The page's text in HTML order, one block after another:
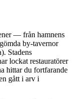
— från hamnens
by-tavernor
Stadens
lockat restauratörer
hittar du fortfarande
gått i arv i